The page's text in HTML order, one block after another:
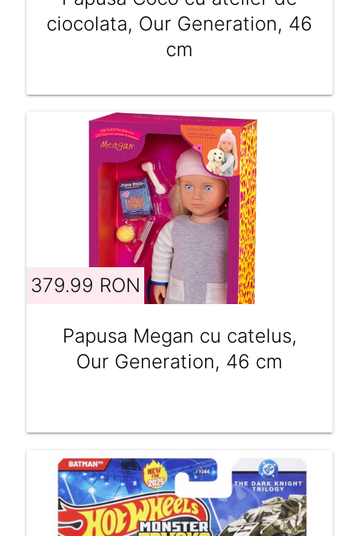
ciocolata, Our Generation, 46
cm
379.99 RON
Papusa Megan cu catelus,
Our Generation, 46 cm